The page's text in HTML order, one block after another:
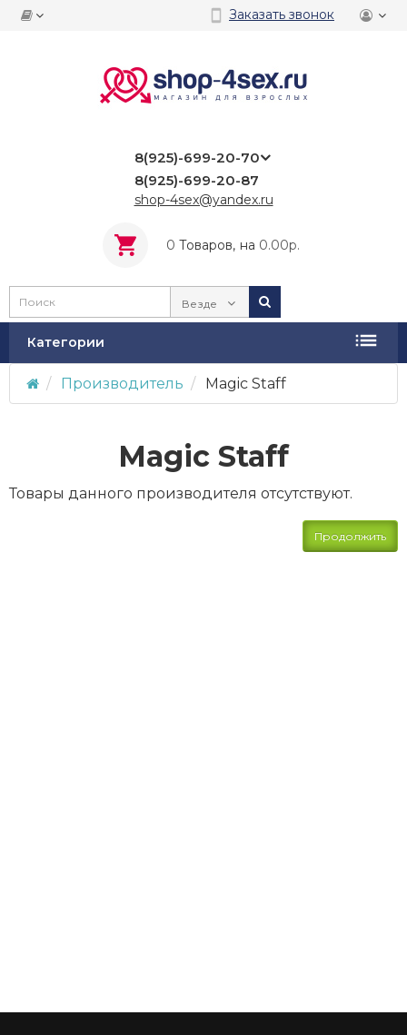
Заказать звонок
8(925)-699-20-70
8(925)-699-20-87
shop-4sex@yandex.ru
0 Tоваров, на 0.00р.
Везде
Категории
Производитель Magic Staff
Magic Staff
Товары данного производителя отсутствуют.
Продолжить